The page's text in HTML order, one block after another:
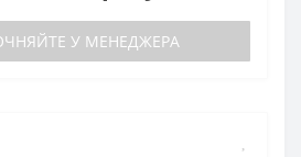
У МЕНЕДЖЕРА